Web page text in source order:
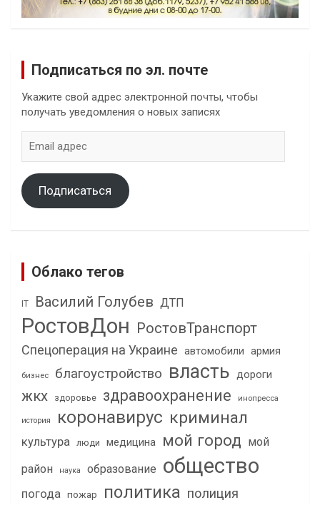
Подписаться по эл. почте
Укажите свой адрес электронной почты, чтобы
получать уведомления о новых записях
адрес
Подписаться
Облако тегов
IT Василий Голубев ДТП
РостовДон РостовТранспорт
Спецоперация на Украине автомобили армия
бизнес благоустройство власть дороги
жкх здоровье здравоохранение инопресса
история коронавирус криминал
культура люди медицина мой город мой
район
наука образование общество
погода пожар политика полиция